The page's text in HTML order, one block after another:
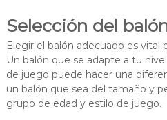
Selección del
Elegir el balón adecuado es
Un balón que se adapte a tu
de juego puede hacer una
un balón que sea del tamaño y
grupo de edad y estilo de juego.